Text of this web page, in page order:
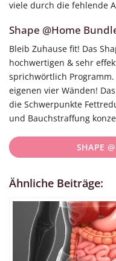
viele durch die fehlende
Shape @Home
Bleib Zuhause fit! Das
hochwertigen & sehr
sprichwörtlich
eigenen vier Wänden!
die Schwerpunkte
und Bauchstraffung
SHAPE
Ähnliche Beiträge: